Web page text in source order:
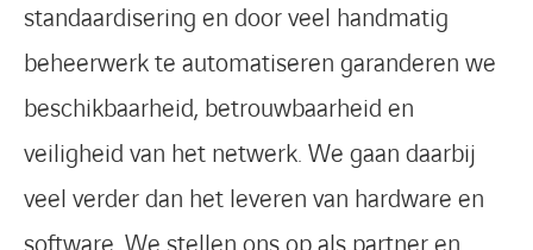
standaardisering en door veel handmatig
beheerwerk te automatiseren garanderen we
beschikbaarheid, betrouwbaarheid en
veiligheid van het netwerk. We gaan daarbij
veel verder dan het leveren van hardware en